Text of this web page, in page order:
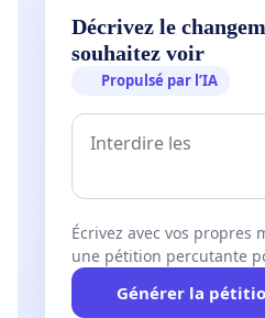
Décrivez le
souhaitez voir
Propulsé par l’IA
Écrivez avec vos propres
une pétition percutante
Générer la